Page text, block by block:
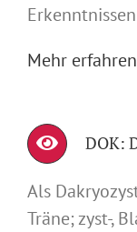
Mehr erfahren
DOK:
Als
Träne; zyst-,